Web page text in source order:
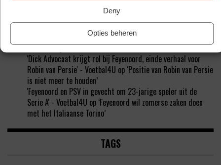
Deny
Opties beheren
naar Feyenoord, transfersom van onder de 3 miljoen’
'Feyenoord kan zich gaan opmaken voor zeer onrustige zomer'
‘Feyenoord zet deze zomer in op komst van
deze vier spelers’
'Dick Advocaat krijgt rol bij Feyenoord, einde verhaal voor
Robin van Persie' - Voetbal4U op ‘Positie van Robin van Persie
is niet meer te houden’
'Feyenoord en PSV in gevecht om 23-jarige speler uit de
Serie A' - Voetbal4U op ‘Feyenoord wil zomerse zaken doen
met het Italiaanse Torino’
TAGS